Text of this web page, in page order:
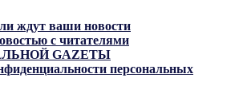
ждут ваши новости
с читателями
GAZЕТЫ
персональных